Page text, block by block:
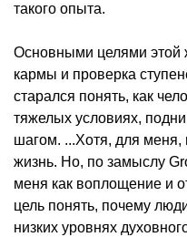
такого опыта.
Основными целями этой
кармы и проверка
старался понять, как
тяжелых условиях,
шагом. ...Хотя, для меня,
жизнь. Но, по замыслу
меня как воплощение и
цель понять, почему
низких уровнях